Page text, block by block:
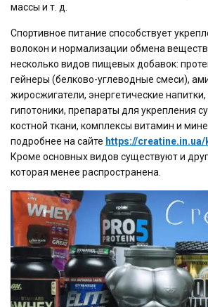
массы и т. д.
Спортивное питание способствует
волокон и нормализации обмена
несколько видов пищевых добавок:
гейнеры (белково-углеводные смеси),
жиросжигатели, энергетические напитки,
гипотоники, препараты для укрепления
костной ткани, комплексы витамин и
подробнее на сайте https://
Кроме основных видов существуют и
которая менее распространена.